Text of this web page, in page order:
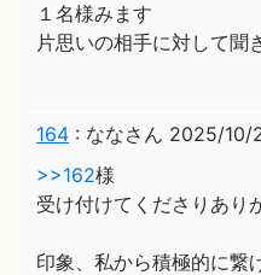
１名様みます
片思いの相手に対して聞
164 : ななさん 2025/10/
>>162様
受け付けてくださりあり
印象、私から積極的に繋